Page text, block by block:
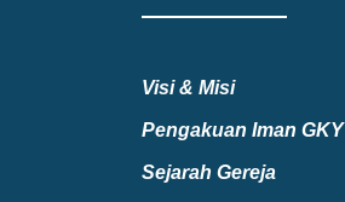
Visi & Misi
Pengakuan Iman GKY
Sejarah Gereja